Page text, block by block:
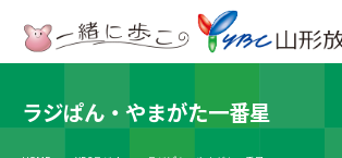
テレビ
ラジぱん・やまがた一番星